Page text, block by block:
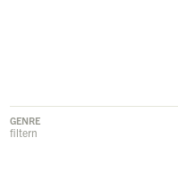
GENRE
filtern